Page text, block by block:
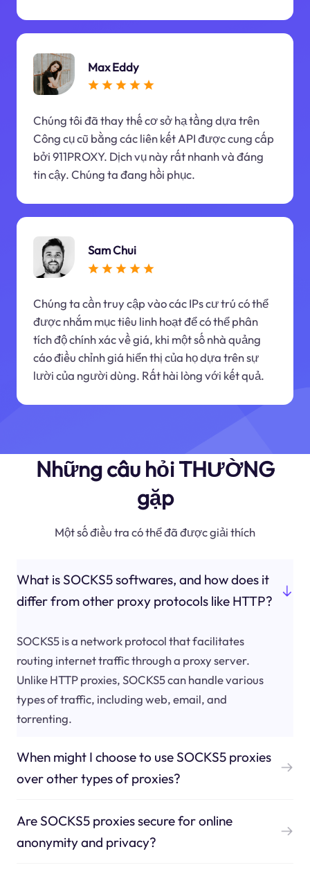
Max Eddy
Chúng tôi đã thay thế cơ sở hạ tầng dựa trên
Công cụ cũ bằng các liên kết API được cung cấp
bởi 911PROXY. Dịch vụ này rất nhanh và đáng
tin cậy. Chúng ta đang hồi phục.
Sam Chui
Chúng ta cần truy cập vào các IPs cư trú có thể
được nhắm mục tiêu linh hoạt để có thể phân
tích độ chính xác về giá, khi một số nhà quảng
cáo điều chỉnh giá hiển thị của họ dựa trên sự
lười của người dùng. Rất hài lòng với kết quả.
Những câu hỏi THƯỜNG
gặp
Một số điều tra có thể đã được giải thích
What is SOCKS5 softwares, and how does it
differ from other proxy protocols like HTTP?
SOCKS5 is a network protocol that facilitates
routing internet traffic through a proxy server.
Unlike HTTP proxies, SOCKS5 can handle various
types of traffic, including web, email, and
torrenting.
When might I choose to use SOCKS5 proxies
over other types of proxies?
Are SOCKS5 proxies secure for online
anonymity and privacy?